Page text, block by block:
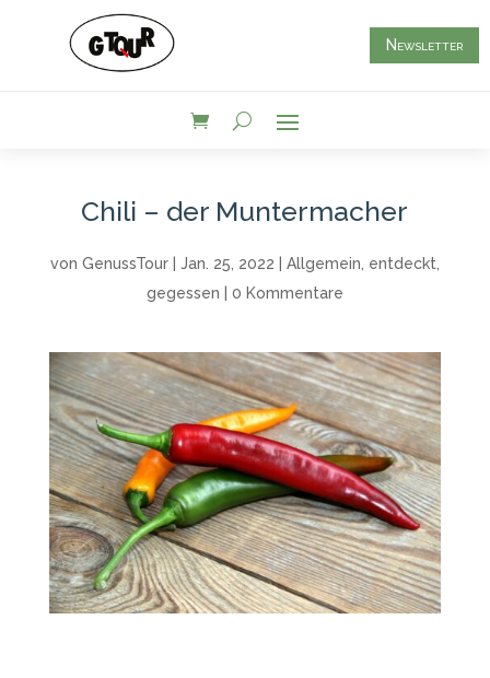
Newsletter
Chili – der Muntermacher
von GenussTour| Jan. 25, 2022 Allgemein entdeckt
gegessen
0 Kommentare